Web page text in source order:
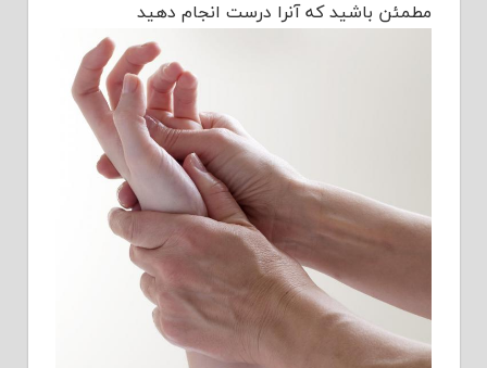
مطمئن باشید که آنرا درست انجام دهید